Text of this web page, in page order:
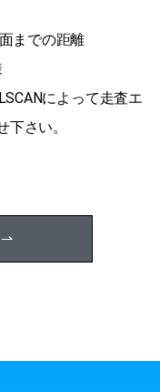
までの距離
によって走査エ
さい。
⇀